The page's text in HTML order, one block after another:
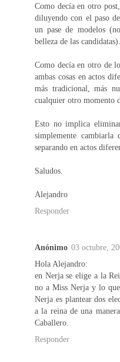
Como decía en otro
diluyendo con el paso
un pase de modelos
belleza de las candidatas).
Como decía en otro de
ambas cosas en actos
más tradicional, más
cualquier otro momento
Esto no implica
simplemente
separando en actos
Saludos.
Alejandro
Responder
Anónimo 03 octubre,
Hola Alejandro:
en Nerja se elige a la
no a Miss Nerja y lo
Nerja es plantear dos
a la reina de una
Caballero.
Responder